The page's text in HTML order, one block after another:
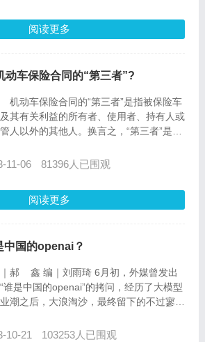
我们就来解析新能...
阅读更多
动车保险合同的“第三者”?
动车保险合同的“第三者”是指被保险车
其有关利益的所有者、使用者、持有人或
人以外的其他人。换言之，“第三者”是指
组织。 什么，说的这么官方，看不
的话就是发生交...
11-06 81396人已围观
阅读更多
中国的openai？
郝 鑫 编｜刘雨琦 6月初，外媒曾发出
谁是中国的openai”的拷问，经历了大模型
潮之后，大浪淘沙，最终留下的不过寥寥
二层是明星创业者王小川的百川智能，七
10-21 103253人已围观